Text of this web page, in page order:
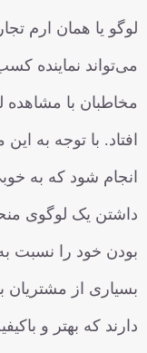
لوگو یا همان ارم
می‌تواند نماینده
مخاطبان با مشاهده
افتاد. با توجه به
انجام شود که به
داشتن یک لوگوی
بودن خود را نسبت
بسیاری از مشتریان
دارند که بهتر و